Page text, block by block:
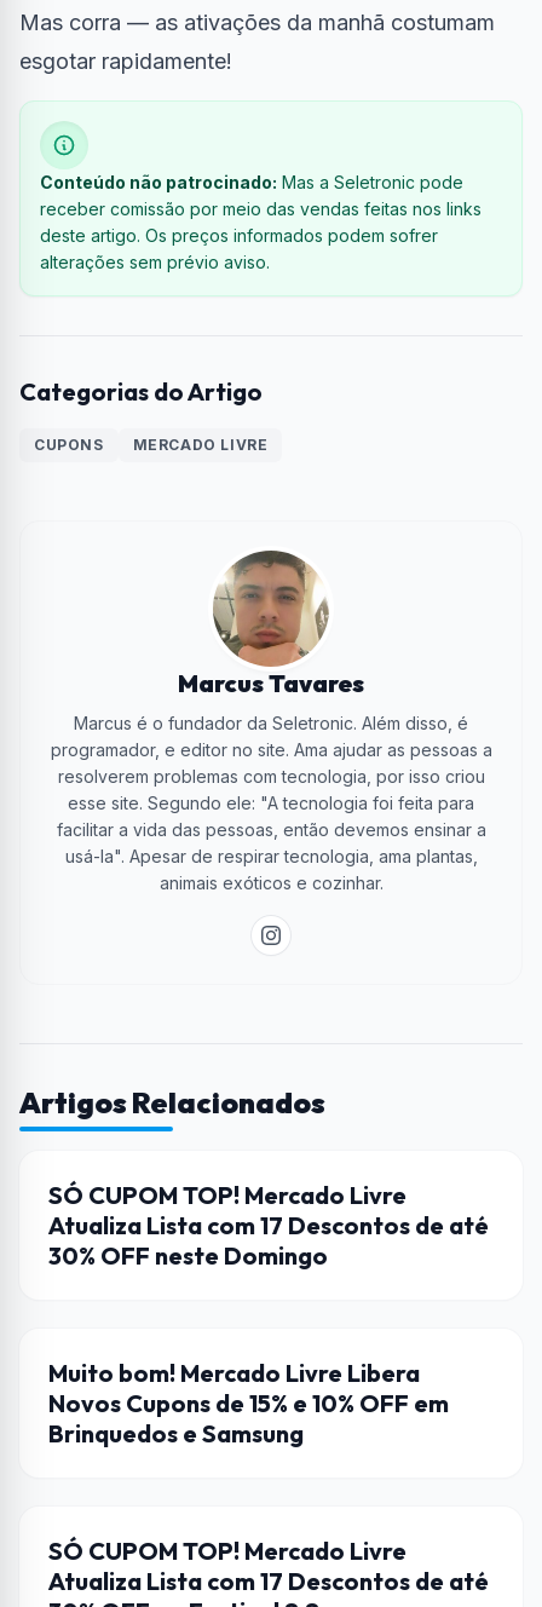
Mas corra — as ativações da manhã costumam
esgotar rapidamente!
Conteúdo não patrocinado: Mas a Seletronic pode
receber comissão por meio das vendas feitas nos links
deste artigo. Os preços informados podem sofrer
alterações sem prévio aviso.
Categorias do Artigo
CUPONS MERCADO LIVRE
Marcus Tavares
Marcus é o fundador da Seletronic. Além disso, é
programador, e editor no site. Ama ajudar as pessoas a
resolverem problemas com tecnologia, por isso criou
esse site. Segundo ele: "A tecnologia foi feita para
facilitar a vida das pessoas, então devemos ensinar a
usá-la". Apesar de respirar tecnologia, ama plantas,
animais exóticos e cozinhar.
Artigos Relacionados
CUPONS DE DESCONTO
SÓ CUPOM TOP! Mercado Livre
Atualiza Lista com 17 Descontos de até
30% OFF neste Domingo
CUPONS DE DESCONTO
Muito bom! Mercado Livre Libera
Novos Cupons de 15% e 10% OFF em
Brinquedos e Samsung
CUPONS DE DESCONTO
SÓ CUPOM TOP! Mercado Livre
Atualiza Lista com 17 Descontos de até